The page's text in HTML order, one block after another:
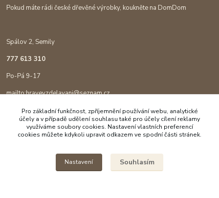
Pokud máte rádi české dřevěné výrobky, koukněte na DomDom
Spálov 2, Semily
777 613 310
Po-Pá 9-17
mailto:hravevzdelavani@seznam.cz
Pro základní funkčnost, zpříjemnění používání webu, analytické
účely a v případě udělení souhlasu také pro účely cílení reklamy
využíváme soubory cookies. Nastavení vlastních preferencí
cookies můžete kdykoli upravit odkazem ve spodní části stránek.
Nastavení Souhlasím